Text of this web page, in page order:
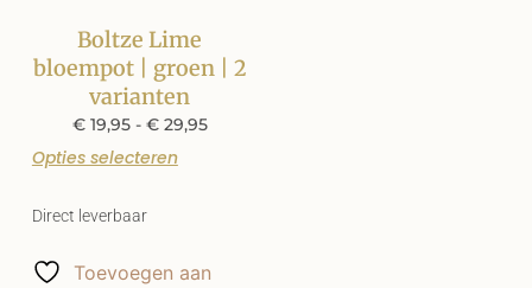
Boltze Lime
bloempot | groen | 2
varianten
€19,95 - €29,95
Opties selecteren
Direct leverbaar
Toevoegen aan